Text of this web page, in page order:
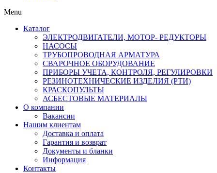
Menu
Каталог
ЭЛЕКТРОДВИГАТЕЛИ, МОТОР- РЕДУКТОРЫ
НАСОСЫ
ТРУБОПРОВОДНАЯ АРМАТУРА
СВАРОЧНОЕ ОБОРУДОВАНИЕ
ПРИБОРЫ УЧЕТА, КОНТРОЛЯ, РЕГУЛИРОВКИ
РЕЗИНОТЕХНИЧЕСКИЕ ИЗДЕЛИЯ (РТИ)
КРАСКОПУЛЬТЫ
АСБЕСТОВЫЕ МАТЕРИАЛЫ
О компании
Вакансии
Нашим клиентам
Доставка и оплата
Гарантия и возврат
Документы и бланки
Информация
Контакты